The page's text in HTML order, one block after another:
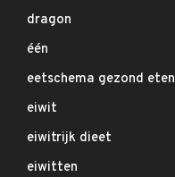
dragon
één
eetschema gezond eten
eiwit
eiwitrijk dieet
eiwitten